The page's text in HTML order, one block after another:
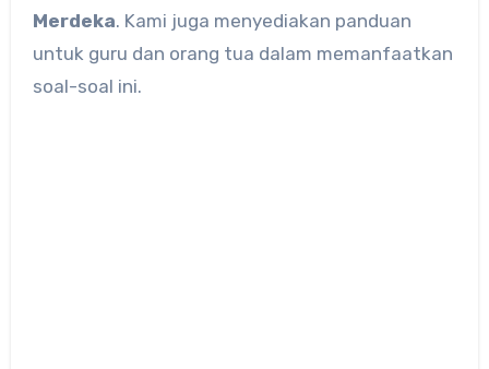
Merdeka. Kami juga menyediakan panduan
untuk guru dan orang tua dalam memanfaatkan
soal-soal ini.